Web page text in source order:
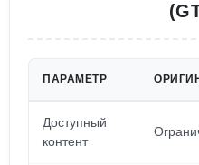
ПАРАМЕТР
Доступный
контент